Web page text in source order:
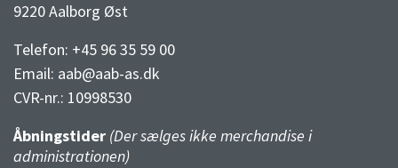
9220 Aalborg Øst
Telefon: +45 96 35 59 00
Email: aab@aab-as.dk
CVR-nr.: 10998530
Åbningstider (Der sælges ikke merchandise i
administrationen)